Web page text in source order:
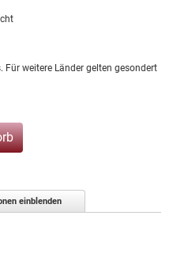
weitere Länder gelten gesondert
einblenden